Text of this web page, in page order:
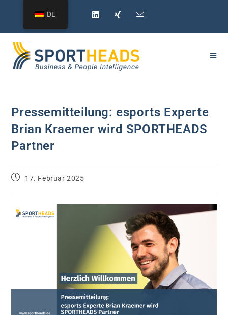
Pressemitteilung: esports Experte
Brian Kraemer wird SPORTHEADS
Partner
17. Februar 2025
DE